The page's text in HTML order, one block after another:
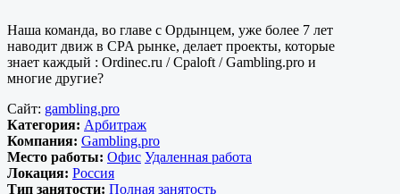
Наша команда, во главе с Ордынцем, уже более 7 лет
наводит движ в CPA рынке, делает проекты, которые
знает каждый : Ordinec.ru / Cpaloft / Gambling.pro и
многие другие?
Сайт: gambling.pro
Категория: Арбитраж
Компания: Gambling.pro
Место работы: Офис Удаленная работа
Локация: Россия
Тип занятости: Полная занятость